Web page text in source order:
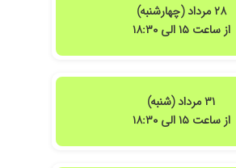
۲۸ مرداد (چهارشنبه)
از ساعت ۱۵ الی ۱۸:۳۰
۳۱ مرداد (شنبه)
از ساعت ۱۵ الی ۱۸:۳۰